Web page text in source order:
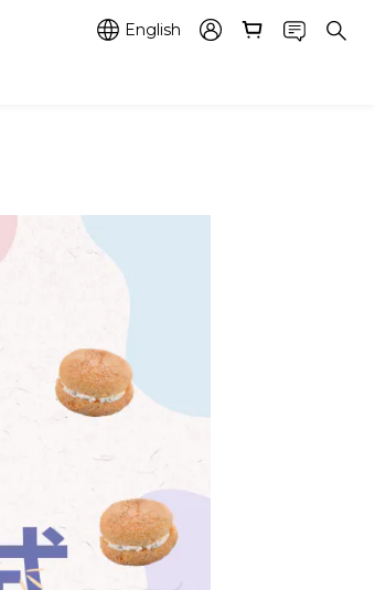
English